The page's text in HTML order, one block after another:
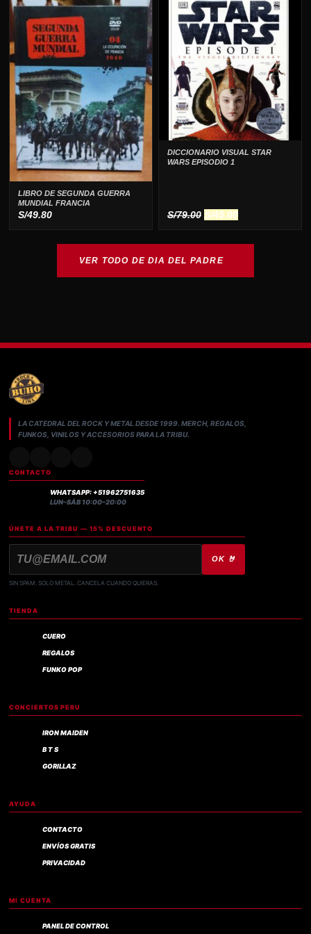
original
era:
S/99.00.
actual
S/29.00.
original
era:
S/99.00.
actual
es:
S/44.90.
LIBRO DE SEGUNDA GUERRA
MUNDIAL FRANCIA
S/49.80
DICCIONARIO VISUAL STAR
WARS EPISODIO 1
S/79.00 El
original
era:
S/45.00El
actual
VER TODO DE DIA DEL PADRE
LA CATEDRAL DEL ROCK Y METAL DESDE 1999. MERCH, REGALOS,
FUNKOS, VINILOS Y ACCESORIOS PARA LA TRIBU.
CONTACTO
WHATSAPP: +51962751635
LUN–SÁB 10:00–20:00
ÚNETE A LA TRIBU — 15% DESCUENTO
OK 🤘
SIN SPAM. SOLO METAL. CANCELA CUANDO QUIERAS.
TIENDA
CUERO
REGALOS
FUNKO POP
CONCIERTOS PERU
IRON MAIDEN
B T S
GORILLAZ
AYUDA
CONTACTO
ENVÍOS GRATIS
PRIVACIDAD
MI CUENTA
PANEL DE CONTROL